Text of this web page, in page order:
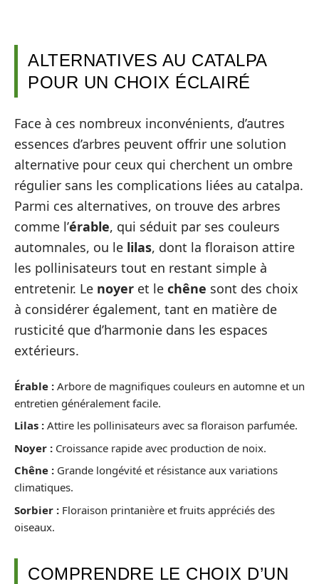
ALTERNATIVES AU CATALPA
POUR UN CHOIX ÉCLAIRÉ
Face à ces nombreux inconvénients, d’autres
essences d’arbres peuvent offrir une solution
alternative pour ceux qui cherchent un ombre
régulier sans les complications liées au catalpa.
Parmi ces alternatives, on trouve des arbres
comme l’érable, qui séduit par ses couleurs
automnales, ou le lilas, dont la floraison attire
les pollinisateurs tout en restant simple à
entretenir. Le noyer et le chêne sont des choix
à considérer également, tant en matière de
rusticité que d’harmonie dans les espaces
extérieurs.
Érable : Arbore de magnifiques couleurs en automne et un
entretien généralement facile.
Lilas : Attire les pollinisateurs avec sa floraison parfumée.
Noyer : Croissance rapide avec production de noix.
Chêne : Grande longévité et résistance aux variations
climatiques.
Sorbier : Floraison printanière et fruits appréciés des
oiseaux.
COMPRENDRE LE CHOIX D’UN